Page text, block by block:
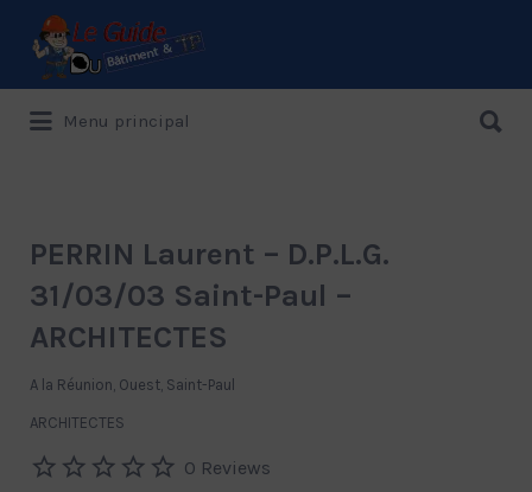
Le Guide de référence depuis 1995
Rechercher:
Menu principal
PERRIN Laurent – D.P.L.G.
31/03/03 Saint-Paul –
ARCHITECTES
A la Réunion, Ouest, Saint-Paul
ARCHITECTES
0 Reviews